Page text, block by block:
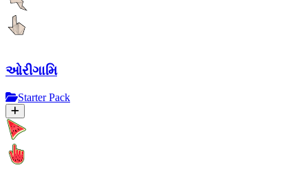
ઓરીગામિ
Starter Pack